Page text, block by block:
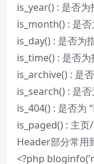
is_year() : 是否
is_month() : 是
is_day() : 是否为
is_time() : 是否
is_archive() : 是
is_search() : 是
is_404() : 是否为
is_paged() : 主
Header部分常用
<?php